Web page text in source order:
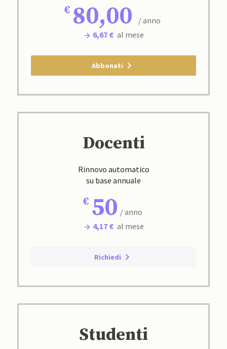
80,00
/ anno
6,67 € al mese
Abbonati
Docenti
Rinnovo automatico
su base annuale
50 / anno
4,17 € al mese
Richiedi
Studenti